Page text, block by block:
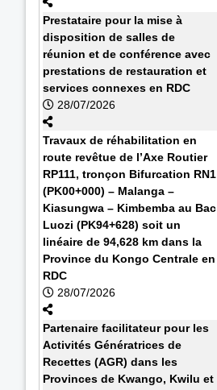
Prestataire pour la mise à
disposition de salles de
réunion et de conférence avec
prestations de restauration et
services connexes en RDC
28/07/2026
Travaux de réhabilitation en
route revêtue de l’Axe Routier
RP111, tronçon Bifurcation RN1
(PK00+000) – Malanga –
Kiasungwa – Kimbemba au Bac
Luozi (PK94+628) soit un
linéaire de 94,628 km dans la
Province du Kongo Centrale en
RDC
28/07/2026
Partenaire facilitateur pour les
Activités Génératrices de
Recettes (AGR) dans les
Provinces de Kwango, Kwilu et